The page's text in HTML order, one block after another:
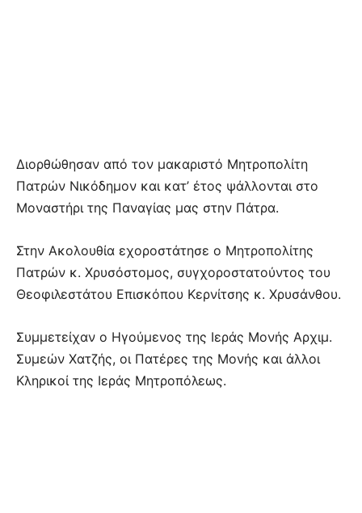
Διορθώθησαν από τον μακαριστό Μητροπολίτη
Πατρών Νικόδημον και κατ’ έτος ψάλλονται στο
Μοναστήρι της Παναγίας μας στην Πάτρα.
Στην Ακολουθία εχοροστάτησε ο Μητροπολίτης
Πατρών κ. Χρυσόστομος, συγχοροστατούντος του
Θεοφιλεστάτου Επισκόπου Κερνίτσης κ. Χρυσάνθου.
Συμμετείχαν ο Ηγούμενος της Ιεράς Μονής Αρχιμ.
Συμεών Χατζής, οι Πατέρες της Μονής και άλλοι
Κληρικοί της Ιεράς Μητροπόλεως.